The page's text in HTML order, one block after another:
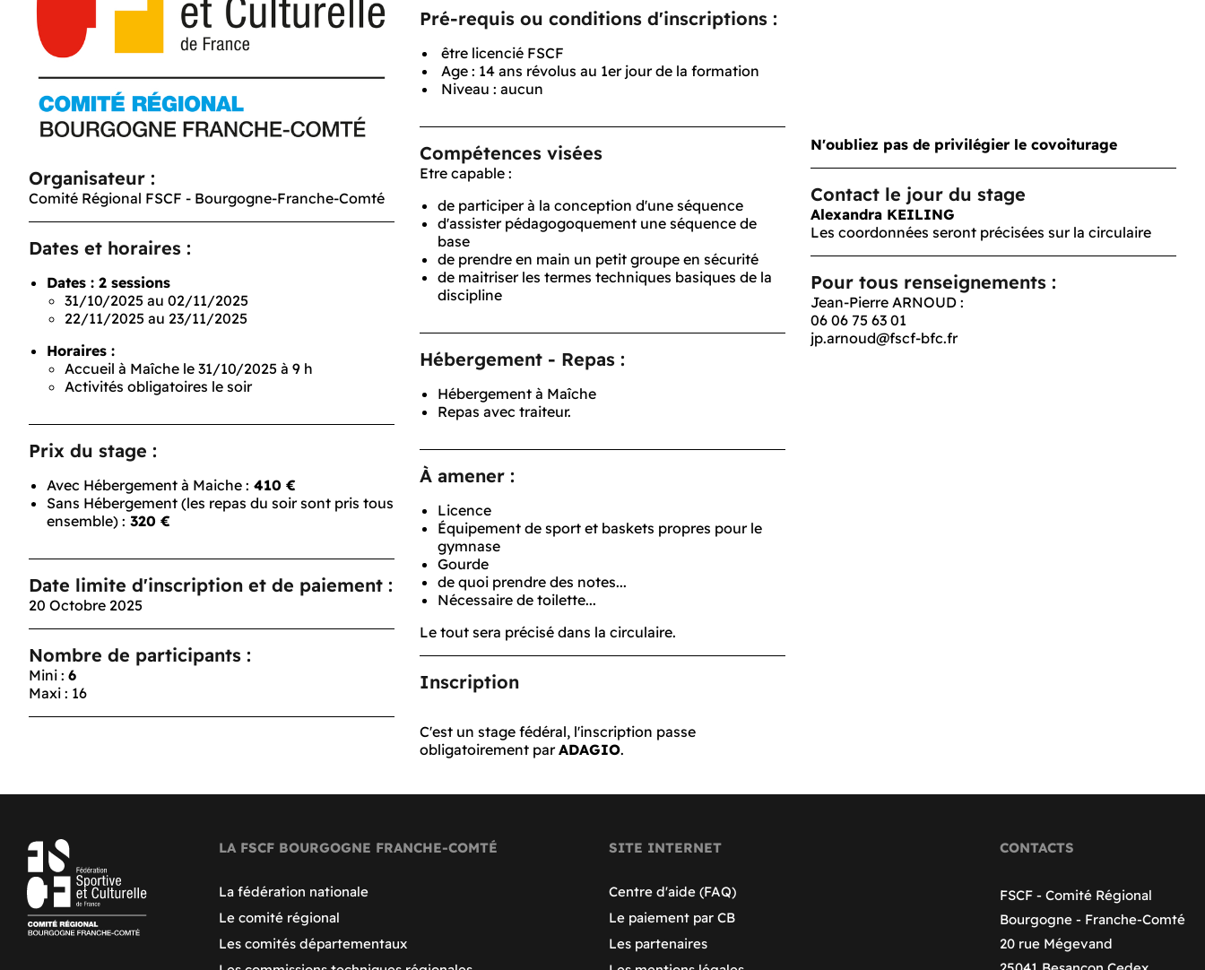
Organisateur :
Comité Régional FSCF - Bourgogne-Franche-Comté
Dates et horaires :
Dates : 2 sessions
31/10/2025 au 02/11/2025
22/11/2025 au 23/11/2025
Horaires :
Accueil à Maîche le 31/10/2025 à 9 h
Activités obligatoires le soir
Prix du stage :
Avec Hébergement à Maiche : 410 €
Sans Hébergement (les repas du soir sont pris tous
ensemble) : 320 €
Date limite d'inscription et de paiement :
20 Octobre 2025
Nombre de participants :
Mini : 6
Maxi : 16
Pré-requis ou conditions d'inscriptions :
être licencié FSCF
Age : 14 ans révolus au 1er jour de la formation
Niveau : aucun
Compétences visées
Etre capable :
de participer à la conception d'une séquence
d'assister pédagogoquement une séquence de
base
de prendre en main un petit groupe en sécurité
de maitriser les termes techniques basiques de la
discipline
Hébergement - Repas :
Hébergement à Maîche
Repas avec traiteur.
À amener :
Licence
Équipement de sport et baskets propres pour le
gymnase
Gourde
de quoi prendre des notes...
Nécessaire de toilette...
Le tout sera précisé dans la circulaire.
Inscription
C'est un stage fédéral, l'inscription passe
obligatoirement parADAGIO.
N'oubliez pas de privilégier le covoiturage
Contact le jour du stage
Alexandra KEILING
Les coordonnées seront précisées sur la circulaire
Pour tous renseignements :
Jean-Pierre ARNOUD :
06 06 75 63 01
jp.arnoud@fscf-bfc.fr
LA FSCF BOURGOGNE FRANCHE-COMTÉ
La fédération nationale
Le comité régional
Les comités départementaux
SITE INTERNET
Centre d'aide (FAQ)
Le paiement par CB
Les partenaires
CONTACTS
FSCF - Comité Régional
Bourgogne - Franche-Comté
20 rue Mégevand